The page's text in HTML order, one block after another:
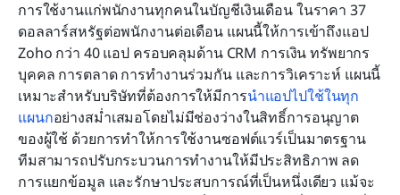
การใช้งานแก่พนักงานทุกคนในบัญชีเงินเดือน ในราคา 37
ดอลลาร์สหรัฐต่อพนักงานต่อเดือน แผนนี้ให้การเข้าถึงแอป
Zoho กว่า 40 แอป ครอบคลุมด้าน CRM การเงิน ทรัพยากร
บุคคล การตลาด การทำงานร่วมกัน และการวิเคราะห์ แผนนี้
เหมาะสำหรับบริษัทที่ต้องการให้มีการนำแอปไปใช้ในทุก
แผนกอย่างสม่ำเสมอโดยไม่มีช่องว่างในสิทธิ์การอนุญาต
ของผู้ใช้ ด้วยการทำให้การใช้งานซอฟต์แวร์เป็นมาตรฐาน
ทีมสามารถปรับกระบวนการทำงานให้มีประสิทธิภาพ ลด
การแยกข้อมูล และรักษาประสบการณ์ที่เป็นหนึ่งเดียว แม้จะ